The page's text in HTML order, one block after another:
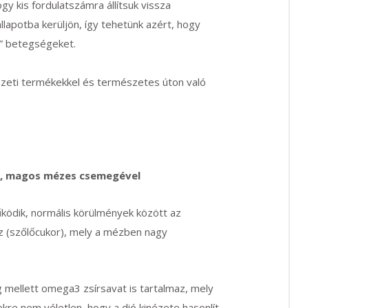
kis fordulatszámra állítsuk vissza
kerüljön, így tehetünk azért, hogy
betegségeket.
termékekkel és természetes úton való
mézes csemegével
normális körülmények között az
mely a mézben nagy
mellett omega3 zsírsavat is tartalmaz, mely